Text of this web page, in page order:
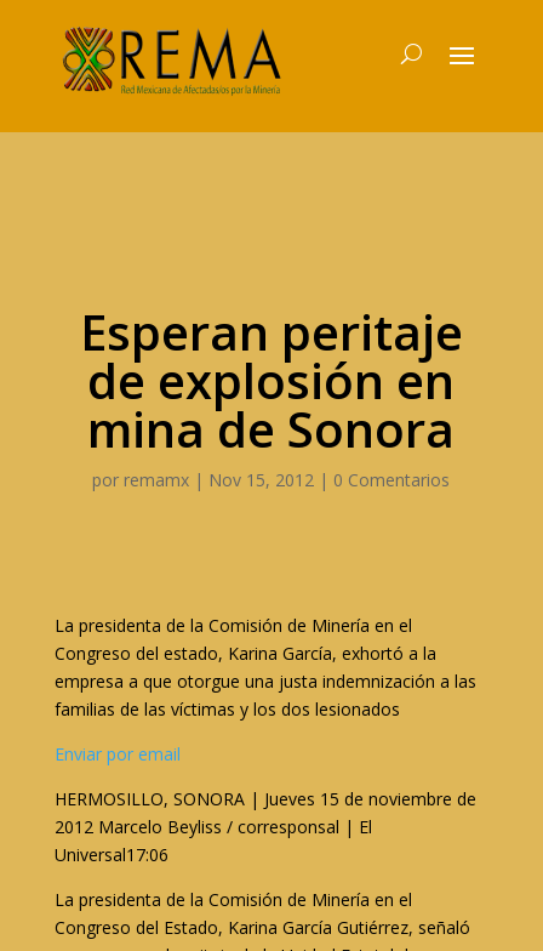
Esperan peritaje
de explosión en
mina de Sonora
por remamx | Nov 15, 2012 | 0 Comentarios
La presidenta de la Comisión de Minería en el
Congreso del estado, Karina García, exhortó a la
empresa a que otorgue una justa indemnización a las
familias de las víctimas y los dos lesionados
Enviar por email
HERMOSILLO, SONORA | Jueves 15 de noviembre de
2012 Marcelo Beyliss / corresponsal | El
Universal17:06
La presidenta de la Comisión de Minería en el
Congreso del Estado, Karina García Gutiérrez, señaló